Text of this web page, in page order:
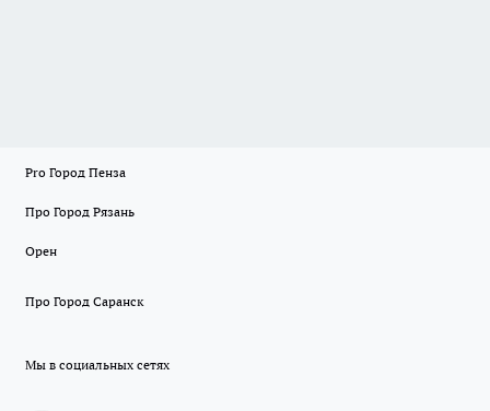
Pro Город Пенза
Про Город Рязань
Орен
Про Город Саранск
Мы в социальных сетях